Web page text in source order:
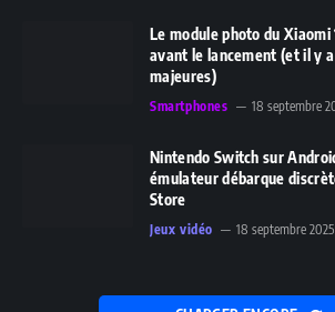
Le module photo du Xiaomi
avant le lancement (et il y
majeures)
Smartphones 18 septembre
Nintendo Switch sur
émulateur débarque
Store
Jeux vidéo 18 septembre 2025